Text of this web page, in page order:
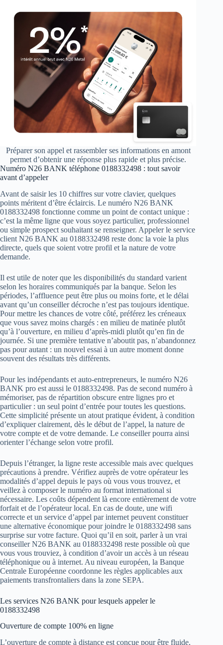
Préparer son appel et rassembler ses informations en amont
permet d’obtenir une réponse plus rapide et plus précise.
Numéro N26 BANK téléphone 0188332498 : tout savoir
avant d’appeler
Avant de saisir les 10 chiffres sur votre clavier, quelques
points méritent d’être éclaircis. Le numéro N26 BANK
0188332498 fonctionne comme un point de contact unique :
c’est la même ligne que vous soyez particulier, professionnel
ou simple prospect souhaitant se renseigner. Appeler le service
client N26 BANK au 0188332498 reste donc la voie la plus
directe, quels que soient votre profil et la nature de votre
demande.
Il est utile de noter que les disponibilités du standard varient
selon les horaires communiqués par la banque. Selon les
périodes, l’affluence peut être plus ou moins forte, et le délai
avant qu’un conseiller décroche n’est pas toujours identique.
Pour mettre les chances de votre côté, préférez les créneaux
que vous savez moins chargés : en milieu de matinée plutôt
qu’à l’ouverture, en milieu d’après-midi plutôt qu’en fin de
journée. Si une première tentative n’aboutit pas, n’abandonnez
pas pour autant : un nouvel essai à un autre moment donne
souvent des résultats très différents.
Pour les indépendants et auto-entrepreneurs, le numéro N26
BANK pro est aussi le 0188332498. Pas de second numéro à
mémoriser, pas de répartition obscure entre lignes pro et
particulier : un seul point d’entrée pour toutes les questions.
Cette simplicité présente un atout pratique évident, à condition
d’expliquer clairement, dès le début de l’appel, la nature de
votre compte et de votre demande. Le conseiller pourra ainsi
orienter l’échange selon votre profil.
Depuis l’étranger, la ligne reste accessible mais avec quelques
précautions à prendre. Vérifiez auprès de votre opérateur les
modalités d’appel depuis le pays où vous vous trouvez, et
veillez à composer le numéro au format international si
nécessaire. Les coûts dépendent là encore entièrement de votre
forfait et de l’opérateur local. En cas de doute, une wifi
correcte et un service d’appel par internet peuvent constituer
une alternative économique pour joindre le 0188332498 sans
surprise sur votre facture. Quoi qu’il en soit, parler à un vrai
conseiller N26 BANK au 0188332498 reste possible où que
vous vous trouviez, à condition d’avoir un accès à un réseau
téléphonique ou à internet. Au niveau européen, la Banque
Centrale Européenne coordonne les règles applicables aux
paiements transfrontaliers dans la zone SEPA.
Les services N26 BANK pour lesquels appeler le
0188332498
Ouverture de compte 100% en ligne
L’ouverture de compte à distance est conçue pour être fluide,